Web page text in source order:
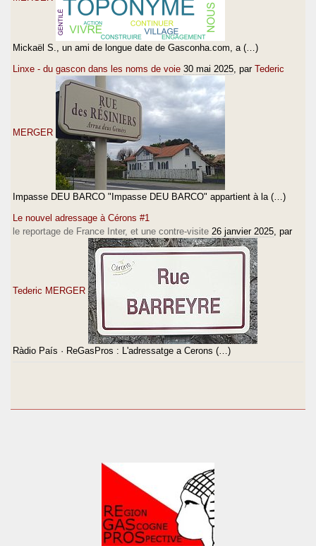
Mickaël S., un ami de longue date de Gasconha.com, a (…)
Linxe - du gascon dans les noms de voie 30 mai 2025 , par Tederic
MERGER
Impasse DEU BARCO "Impasse DEU BARCO" appartient à la (…)
Le nouvel adressage à Cérons #1
le reportage de France Inter, et une contre-visite 26 janvier 2025 , par
Tederic MERGER
Ràdio País · ReGasPros : L'adressatge a Cerons (…)